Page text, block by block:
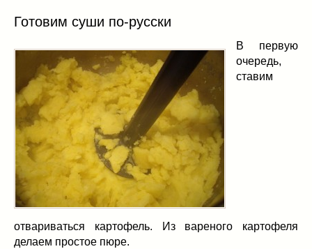
Готовим суши по-русски
В первую
очередь,
ставим
отвариваться картофель. Из вареного картофеля
делаем простое пюре.